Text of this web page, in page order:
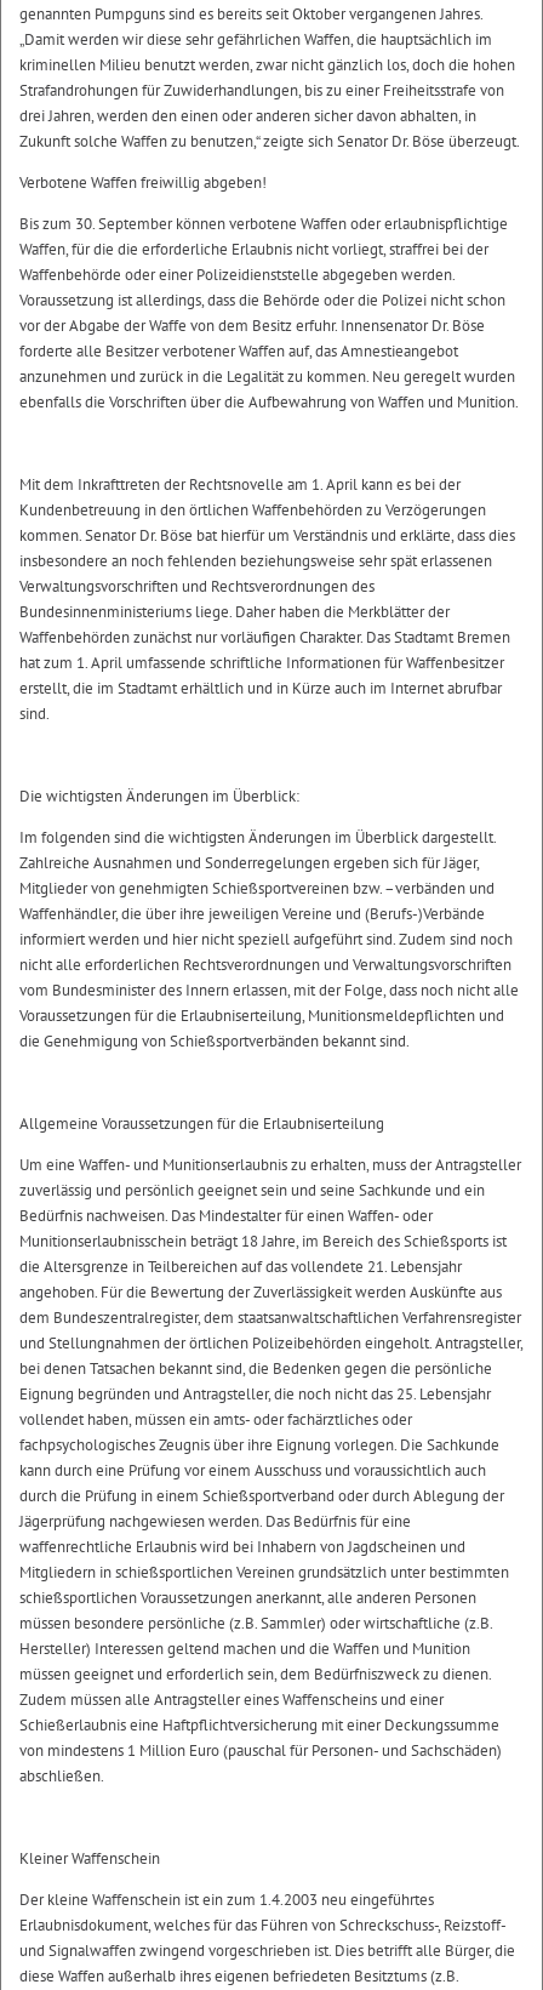
genannten Pumpguns sind es bereits seit Oktober vergangenen Jahres.
„Damit werden wir diese sehr gefährlichen Waffen, die hauptsächlich im
kriminellen Milieu benutzt werden, zwar nicht gänzlich los, doch die hohen
Strafandrohungen für Zuwiderhandlungen, bis zu einer Freiheitsstrafe von
drei Jahren, werden den einen oder anderen sicher davon abhalten, in
Zukunft solche Waffen zu benutzen,“ zeigte sich Senator Dr. Böse überzeugt.
Verbotene Waffen freiwillig abgeben!
Bis zum 30. September können verbotene Waffen oder erlaubnispflichtige
Waffen, für die die erforderliche Erlaubnis nicht vorliegt, straffrei bei der
Waffenbehörde oder einer Polizeidienststelle abgegeben werden.
Voraussetzung ist allerdings, dass die Behörde oder die Polizei nicht schon
vor der Abgabe der Waffe von dem Besitz erfuhr. Innensenator Dr. Böse
forderte alle Besitzer verbotener Waffen auf, das Amnestieangebot
anzunehmen und zurück in die Legalität zu kommen. Neu geregelt wurden
ebenfalls die Vorschriften über die Aufbewahrung von Waffen und Munition.
Mit dem Inkrafttreten der Rechtsnovelle am 1. April kann es bei der
Kundenbetreuung in den örtlichen Waffenbehörden zu Verzögerungen
kommen. Senator Dr. Böse bat hierfür um Verständnis und erklärte, dass dies
insbesondere an noch fehlenden beziehungsweise sehr spät erlassenen
Verwaltungsvorschriften und Rechtsverordnungen des
Bundesinnenministeriums liege. Daher haben die Merkblätter der
Waffenbehörden zunächst nur vorläufigen Charakter. Das Stadtamt Bremen
hat zum 1. April umfassende schriftliche Informationen für Waffenbesitzer
erstellt, die im Stadtamt erhältlich und in Kürze auch im Internet abrufbar
sind.
Die wichtigsten Änderungen im Überblick:
Im folgenden sind die wichtigsten Änderungen im Überblick dargestellt.
Zahlreiche Ausnahmen und Sonderregelungen ergeben sich für Jäger,
Mitglieder von genehmigten Schießsportvereinen bzw. –verbänden und
Waffenhändler, die über ihre jeweiligen Vereine und (Berufs-)Verbände
informiert werden und hier nicht speziell aufgeführt sind. Zudem sind noch
nicht alle erforderlichen Rechtsverordnungen und Verwaltungsvorschriften
vom Bundesminister des Innern erlassen, mit der Folge, dass noch nicht alle
Voraussetzungen für die Erlaubniserteilung, Munitionsmeldepflichten und
die Genehmigung von Schießsportverbänden bekannt sind.
Allgemeine Voraussetzungen für die Erlaubniserteilung
Um eine Waffen- und Munitionserlaubnis zu erhalten, muss der Antragsteller
zuverlässig und persönlich geeignet sein und seine Sachkunde und ein
Bedürfnis nachweisen. Das Mindestalter für einen Waffen- oder
Munitionserlaubnisschein beträgt 18 Jahre, im Bereich des Schießsports ist
die Altersgrenze in Teilbereichen auf das vollendete 21. Lebensjahr
angehoben. Für die Bewertung der Zuverlässigkeit werden Auskünfte aus
dem Bundeszentralregister, dem staatsanwaltschaftlichen Verfahrensregister
und Stellungnahmen der örtlichen Polizeibehörden eingeholt. Antragsteller,
bei denen Tatsachen bekannt sind, die Bedenken gegen die persönliche
Eignung begründen und Antragsteller, die noch nicht das 25. Lebensjahr
vollendet haben, müssen ein amts- oder fachärztliches oder
fachpsychologisches Zeugnis über ihre Eignung vorlegen. Die Sachkunde
kann durch eine Prüfung vor einem Ausschuss und voraussichtlich auch
durch die Prüfung in einem Schießsportverband oder durch Ablegung der
Jägerprüfung nachgewiesen werden. Das Bedürfnis für eine
waffenrechtliche Erlaubnis wird bei Inhabern von Jagdscheinen und
Mitgliedern in schießsportlichen Vereinen grundsätzlich unter bestimmten
schießsportlichen Voraussetzungen anerkannt, alle anderen Personen
müssen besondere persönliche (z.B. Sammler) oder wirtschaftliche (z.B.
Hersteller) Interessen geltend machen und die Waffen und Munition
müssen geeignet und erforderlich sein, dem Bedürfniszweck zu dienen.
Zudem müssen alle Antragsteller eines Waffenscheins und einer
Schießerlaubnis eine Haftpflichtversicherung mit einer Deckungssumme
von mindestens 1 Million Euro (pauschal für Personen- und Sachschäden)
abschließen.
Kleiner Waffenschein
Der kleine Waffenschein ist ein zum 1.4.2003 neu eingeführtes
Erlaubnisdokument, welches für das Führen von Schreckschuss-, Reizstoff-
und Signalwaffen zwingend vorgeschrieben ist. Dies betrifft alle Bürger, die
diese Waffen außerhalb ihres eigenen befriedeten Besitztums (z.B.